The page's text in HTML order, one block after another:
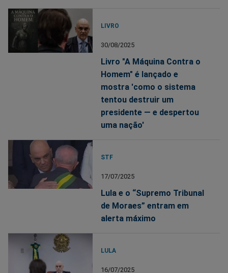
LIVRO
30/08/2025
Livro "A Máquina Contra o
Homem" é lançado e
mostra 'como o sistema
tentou destruir um
presidente — e despertou
uma nação'
STF
17/07/2025
Lula e o “Supremo Tribunal
de Moraes” entram em
alerta máximo
LULA
16/07/2025